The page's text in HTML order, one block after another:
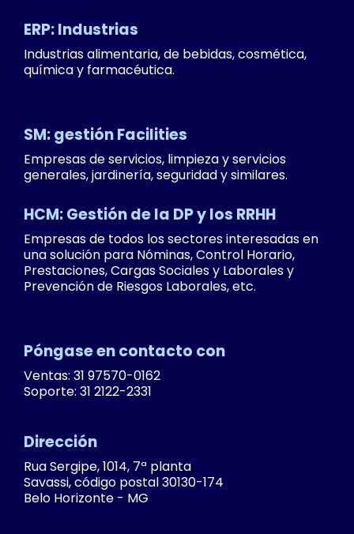
ERP: Industrias
Industrias alimentaria, de bebidas, cosmética,
química y farmacéutica.
SM: gestión Facilities
Empresas de servicios, limpieza y servicios
generales, jardinería, seguridad y similares.
HCM: Gestión de la DP y los RRHH
Empresas de todos los sectores interesadas en
una solución para Nóminas, Control Horario,
Prestaciones, Cargas Sociales y Laborales y
Prevención de Riesgos Laborales, etc.
Póngase en contacto con
Ventas: 31 97570-0162
Soporte: 31 2122-2331
Dirección
Rua Sergipe, 1014, 7ª planta
Savassi, código postal 30130-174
Belo Horizonte - MG